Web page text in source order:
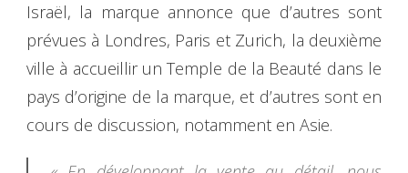
Israël, la marque annonce que d’autres sont
prévues à Londres, Paris et Zurich, la deuxième
ville à accueillir un Temple de la Beauté dans le
pays d’origine de la marque, et d’autres sont en
cours de discussion, notamment en Asie.